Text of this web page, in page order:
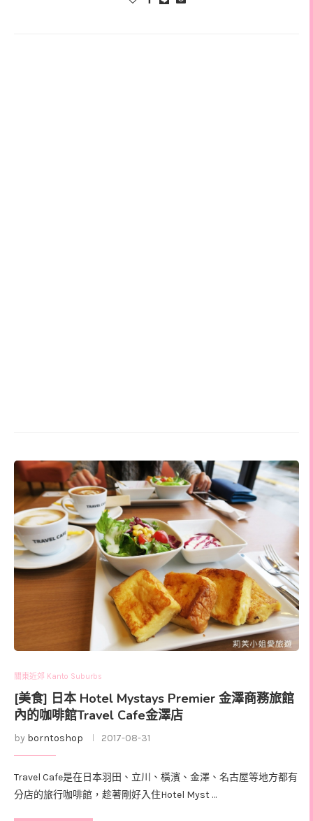
關東近郊 Kanto Suburbs
[美食] 日本 Hotel Mystays Premier 金澤商務旅館
內的咖啡館Travel Cafe金澤店
by borntoshop 2017-08-31
Travel Cafe是在日本羽田、立川、橫濱、金澤、名古屋等地方都有
分店的旅行咖啡館，趁著剛好入住Hotel Myst …